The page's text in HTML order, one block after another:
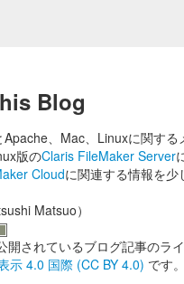
Blog
、Mac、Linuxに関する
版のClaris FileMaker Server
Cloudに関連する情報を
Matsuo）
開されているブログ記事のラ
示 4.0 国際 (CC BY 4.0) です。